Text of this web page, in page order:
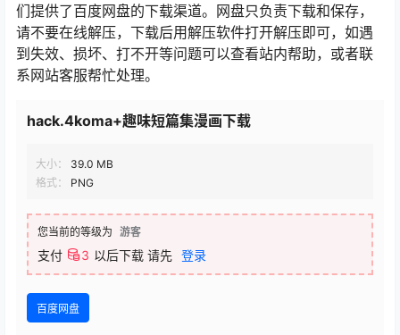
们提供了百度网盘的下载渠道。网盘只负责下载和保存，
请不要在线解压，下载后用解压软件打开解压即可，如遇
到失效、损坏、打不开等问题可以查看站内帮助，或者联
系网站客服帮忙处理。
hack.4koma+趣味短篇集漫画下载
大小：
39.0 MB
格式：
PNG
您当前的等级为 游客
支付 3 以后下载 请先 登录
百度网盘